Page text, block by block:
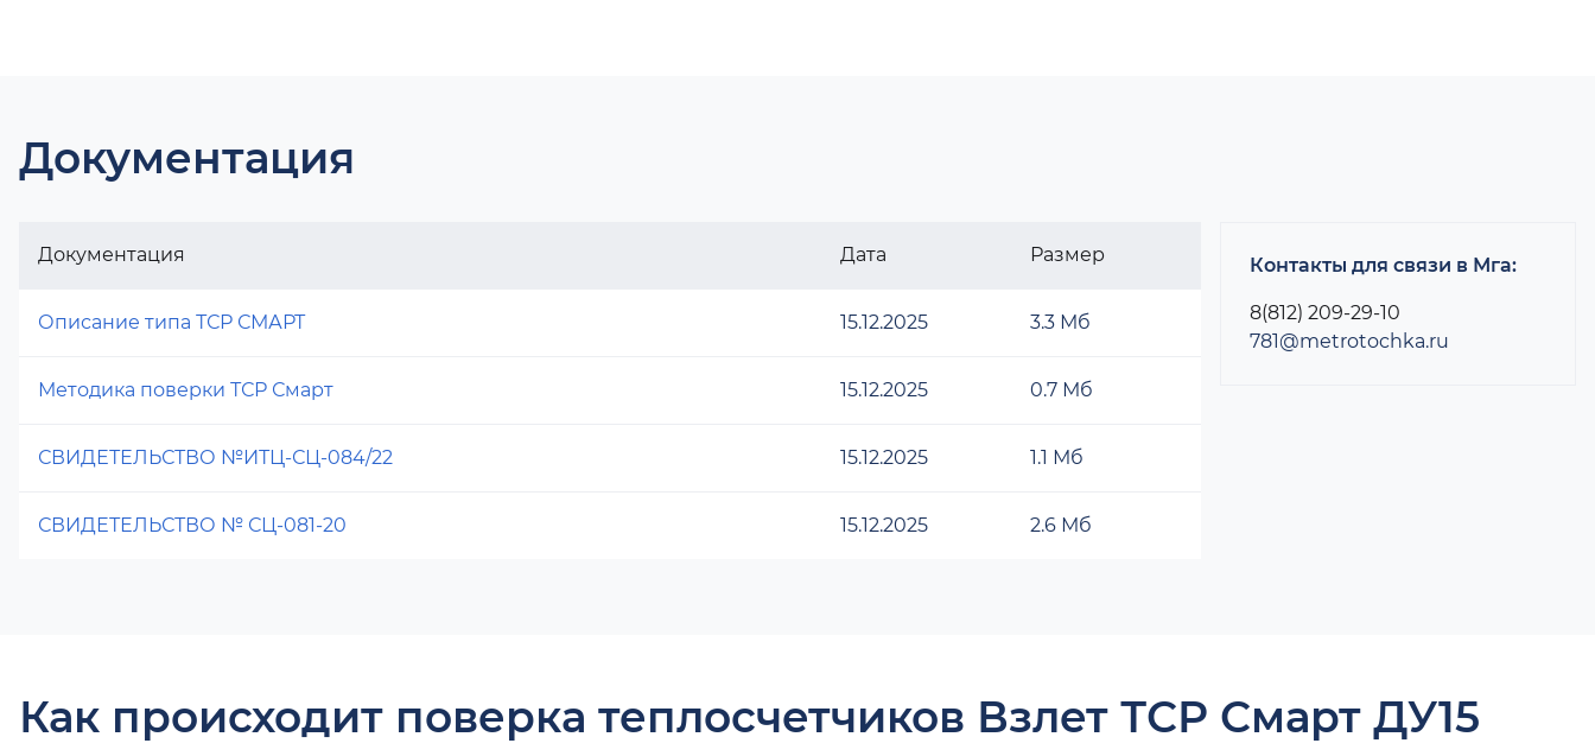
Документация
Документация Дата Размер
Описание типа ТСР СМАРТ 15.12.2025 3.3 Мб
Методика поверки ТСР Смарт 15.12.2025 0.7 Мб
СВИДЕТЕЛЬСТВО №ИТЦ-СЦ-084/22 15.12.2025 1.1 Мб
СВИДЕТЕЛЬСТВО № СЦ-081-20 15.12.2025 2.6 Мб
Контакты для связи в Мга:
8(812) 209-29-10
781@metrotochka.ru
Как происходит поверка теплосчетчиков Взлет ТСР Смарт ДУ15